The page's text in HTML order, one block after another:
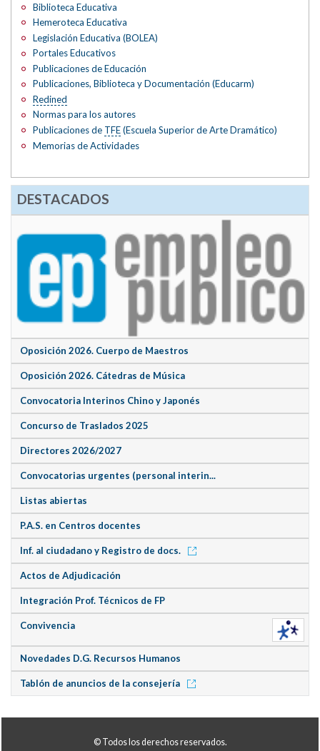
Biblioteca Educativa
Hemeroteca Educativa
Legislación Educativa (BOLEA)
Portales Educativos
Publicaciones de Educación
Publicaciones, Biblioteca y Documentación (Educarm)
Redined
Normas para los autores
Publicaciones de TFE(Escuela Superior de Arte Dramático)
Memorias de Actividades
DESTACADOS
Oposición 2026. Cuerpo de Maestros
Oposición 2026. Cátedras de Música
Convocatoria Interinos Chino y Japonés
Concurso de Traslados 2025
Directores 2026/2027
Convocatorias urgentes (personal interin...
Listas abiertas
P.A.S. en Centros docentes
Inf. al ciudadano y Registro de docs.
Actos de Adjudicación
Integración Prof. Técnicos de FP
Convivencia
Novedades D.G. Recursos Humanos
Tablón de anuncios de la consejería
© Todos los derechos reservados.